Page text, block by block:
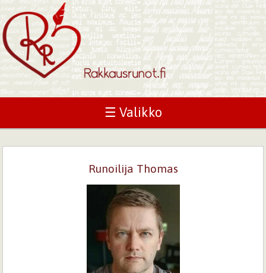
☰ Valikko
Runoilija Thomas